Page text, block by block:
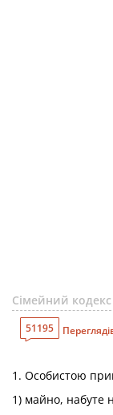
Сімейний
51195
1. Особистою
1) майно,